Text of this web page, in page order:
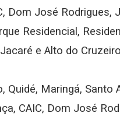
Dom José Rodrigues,
Residencial,
e Alto do
Quidé, Maringá,
CAIC, Dom José